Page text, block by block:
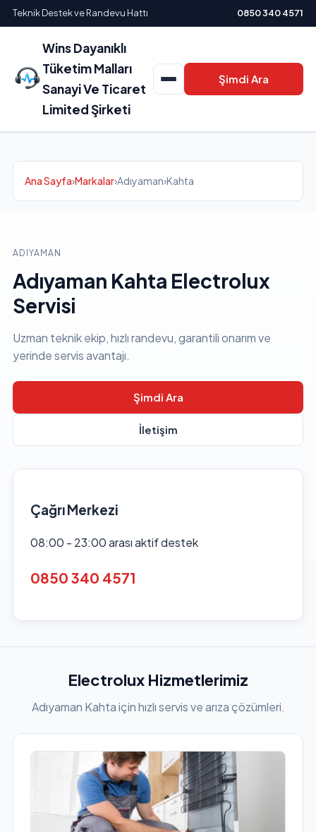
Teknik Destek ve Randevu Hattı 0850 340 4571
Wins Dayanıklı
Tüketim Malları
Sanayi Ve Ticaret
Limited Şirketi
Şimdi Ara
Ana Sayfa›Markalar›Adıyaman›Kahta
ADIYAMAN
Adıyaman Kahta Electrolux
Servisi
Uzman teknik ekip, hızlı randevu, garantili onarım ve
yerinde servis avantajı.
Şimdi Ara
İletişim
Çağrı Merkezi
08:00 - 23:00 arası aktif destek
0850 340 4571
Electrolux Hizmetlerimiz
Adıyaman Kahta için hızlı servis ve arıza çözümleri.